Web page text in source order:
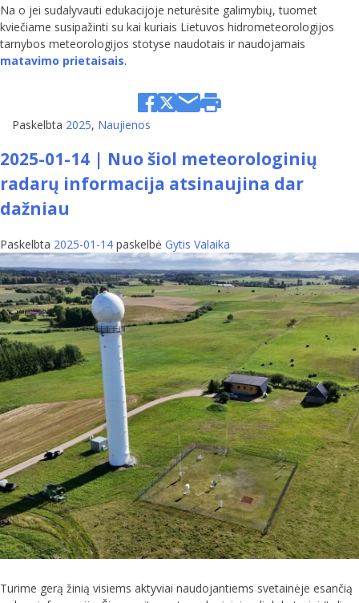
Na o jei sudalyvauti edukacijoje neturėsite galimybių, tuomet
kviečiame susipažinti su kai kuriais Lietuvos hidrometeorologijos
tarnybos meteorologijos stotyse naudotais ir naudojamais
matavimo prietaisais.
Paskelbta 2025, Naujienos
2025-01-14 | Nuo šiol meteorologinių
radarų informacija atsinaujina dar
dažniau
Paskelbta 2025-01-14 paskelbė Gytis Valaika
Turime gerą žinią visiems aktyviai naudojantiems svetainėje esančią